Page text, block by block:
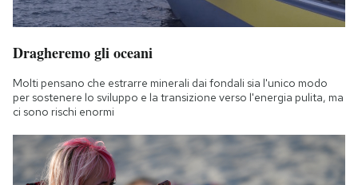
Dragheremo gli oceani
Molti pensano che estrarre minerali dai fondali sia l'unico modo
per sostenere lo sviluppo e la transizione verso l'energia pulita, ma
ci sono rischi enormi